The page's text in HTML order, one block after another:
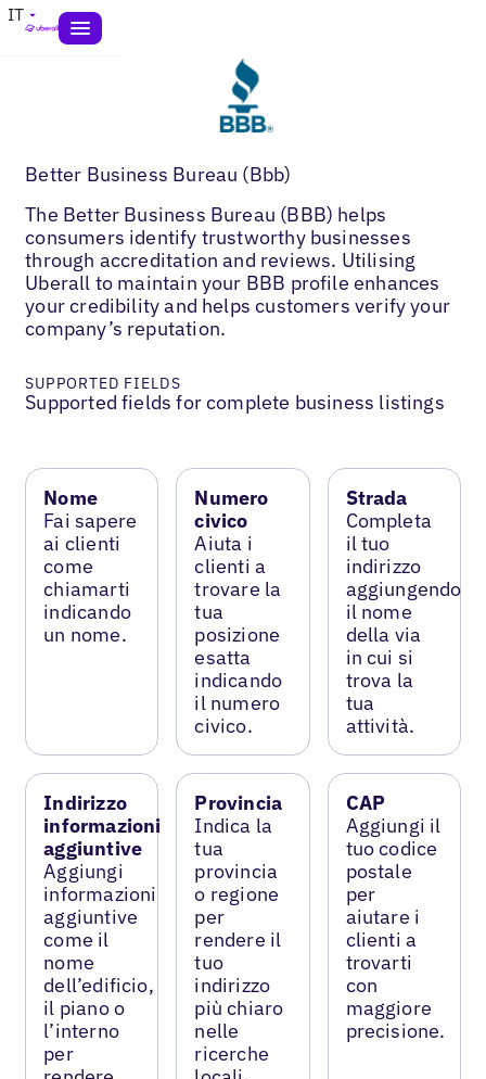
IT
Better Business Bureau (Bbb)
The Better Business Bureau (BBB) helps
consumers identify trustworthy businesses
through accreditation and reviews. Utilising
Uberall to maintain your BBB profile enhances
your credibility and helps customers verify your
company’s reputation.
SUPPORTED FIELDS
Supported fields for complete business listings
Nome
Fai sapere
ai clienti
come
chiamarti
indicando
un nome.
Numero
civico
Aiuta i
clienti a
trovare la
tua
posizione
esatta
indicando
il numero
civico.
Strada
Completa
il tuo
indirizzo
aggiungendo
il nome
della via
in cui si
trova la
tua
attività.
Indirizzo
informazioni
aggiuntive
Aggiungi
informazioni
aggiuntive
come il
nome
dell’edificio,
il piano o
l’interno
per
Provincia
Indica la
tua
provincia
o regione
per
rendere il
tuo
indirizzo
più chiaro
nelle
ricerche
CAP
Aggiungi il
tuo codice
postale
per
aiutare i
clienti a
trovarti
con
maggiore
precisione.